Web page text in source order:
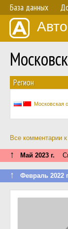
База данных
Регион
Московская
Все комментарии
↑ Май 2023 г.
↑ Февраль 2022